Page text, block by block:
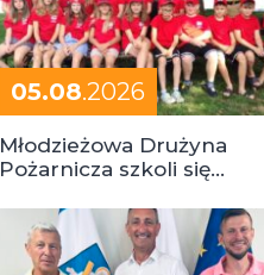
05.08.2026
Młodzieżowa Drużyna
Pożarnicza szkoli się